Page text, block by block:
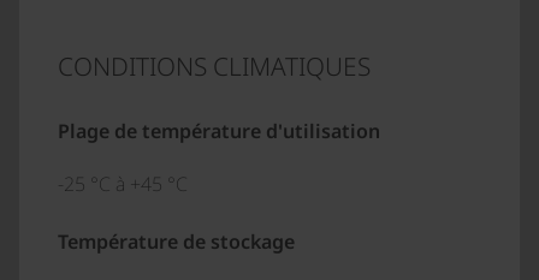
CONDITIONS CLIMATIQUES
Plage de température d'utilisation
-25 °C à +45 °C
Température de stockage